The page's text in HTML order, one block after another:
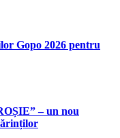
Gopo 2026 pentru
– un nou